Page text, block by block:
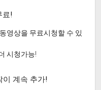
료!
영상을 무료시청할 수 있
시청가능!
이 계속 추가!